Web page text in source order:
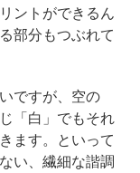
ントができるん
部分もつぶれて
ですが、空の
「白」でもそれ
ます。といって
い、繊細な諧調